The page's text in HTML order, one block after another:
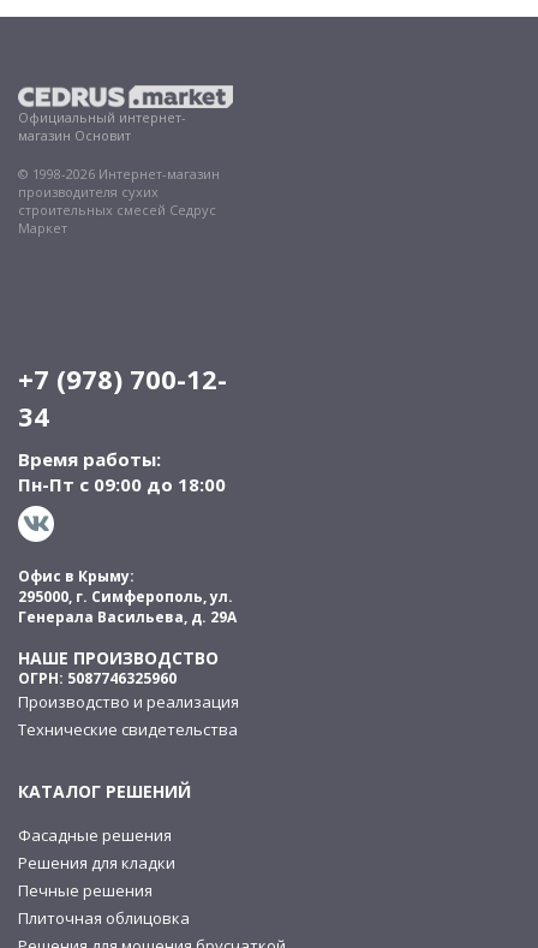
Официальный интернет-
магазин Основит
© 1998-2026 Интернет-магазин
производителя сухих
строительных смесей Седрус
Маркет
+7 (978) 700-12-
34
Время работы:
Пн-Пт с 09:00 до 18:00
Офис в Крыму:
295000, г. Симферополь, ул.
Генерала Васильева, д. 29А
ОГРН: 5087746325960
НАШЕ ПРОИЗВОДСТВО
Производство и реализация
Технические свидетельства
КАТАЛОГ РЕШЕНИЙ
Фасадные решения
Решения для кладки
Печные решения
Плиточная облицовка